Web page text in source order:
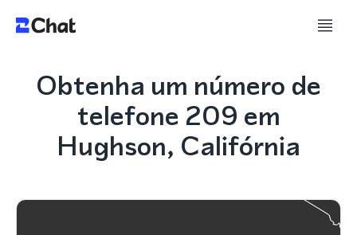
Obtenha um número de
telefone 209 em
Hughson, Califórnia